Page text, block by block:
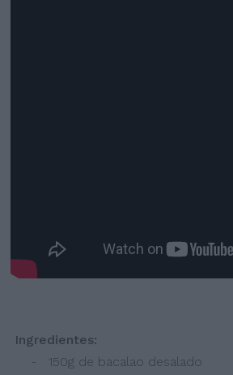
Ingredientes:
- 150g de bacalao desalado